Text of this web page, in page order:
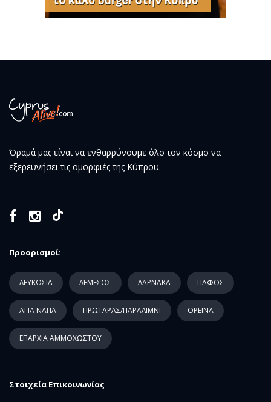
Όραμά μας είναι να ενθαρρύνουμε όλο τον κόσμο να
εξερευνήσει τις ομορφιές της Κύπρου.
Προορισμοί:
ΛΕΥΚΩΣΙΑ ΛΕΜΕΣΟΣ ΛΑΡΝΑΚΑ ΠΑΦΟΣ
ΑΓΙΑ ΝΑΠΑ ΠΡΩΤΑΡΑΣ/ΠΑΡΑΛΙΜΝΙ ΟΡΕΙΝΑ
ΕΠΑΡΧΙΑ ΑΜΜΟΧΩΣΤΟΥ
Στοιχεία Επικοινωνίας